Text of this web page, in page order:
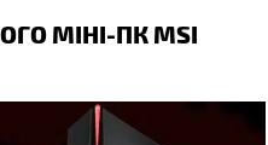
МІНІ-ПК MSI